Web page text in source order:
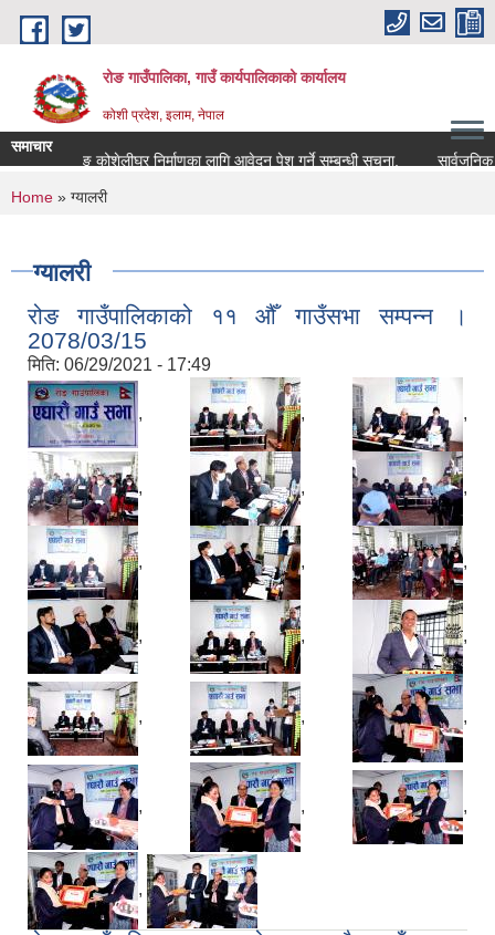
Skip to main content
रोङ गाउँपालिका, गाउँ कार्यपालिकाको कार्यालय
कोशी प्रदेश, इलाम, नेपाल
समाचार
रोङ कोशेलीघर निर्माणका लागि आवेदन पेश गर्ने सम्बन्धी सूचना.
सार्वजनिक विदा
You are here
Home » ग्यालरी
ग्यालरी
रोङ गाउँपालिकाको ११ औँ गाउँसभा सम्पन्न ।
2078/03/15
मिति: 06/29/2021 - 17:49
, , ,
, , ,
, , ,
, , ,
, , ,
, , ,
,